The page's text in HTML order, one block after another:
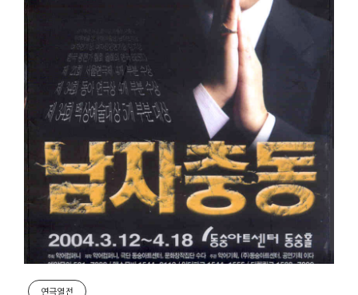
연극열전